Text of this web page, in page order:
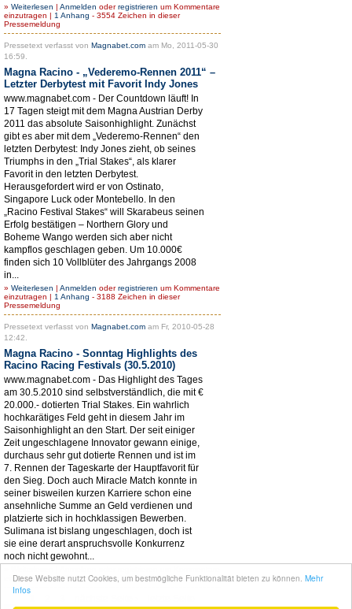
Diese Website nutzt Cookies, um bestmögliche Funktionalität bieten zu können. Mehr
Infos
» Weiterlesen | Anmelden oderregistrieren um Kommentare
einzutragen | 1 Anhang - 3554 Zeichen in dieser
Pressemeldung
Pressetext verfasst von Magnabet.com am Mo, 2011-05-30
16:59.
Magna Racino - „Vederemo-Rennen 2011“ –
Letzter Derbytest mit Favorit Indy Jones
www.magnabet.com - Der Countdown läuft! In
17 Tagen steigt mit dem Magna Austrian Derby
2011 das absolute Saisonhighlight. Zunächst
gibt es aber mit dem „Vederemo-Rennen“ den
letzten Derbytest: Indy Jones zieht, ob seines
Triumphs in den „Trial Stakes“, als klarer
Favorit in den letzten Derbytest.
Herausgefordert wird er von Ostinato,
Singapore Luck oder Montebello. In den
„Racino Festival Stakes“ will Skarabeus seinen
Erfolg bestätigen – Northern Glory und
Boheme Wango werden sich aber nicht
kampflos geschlagen geben. Um 10.000€
finden sich 10 Vollblüter des Jahrgangs 2008
in...
» Weiterlesen | Anmelden oderregistrieren um Kommentare
einzutragen | 1 Anhang - 3188 Zeichen in dieser
Pressemeldung
Pressetext verfasst von Magnabet.com am Fr, 2010-05-28
12:42.
Magna Racino - Sonntag Highlights des
Racino Racing Festivals (30.5.2010)
www.magnabet.com - Das Highlight des Tages
am 30.5.2010 sind selbstverständlich, die mit €
20.000.- dotierten Trial Stakes. Ein wahrlich
hochkarätiges Feld geht in diesem Jahr im
Saisonhighlight an den Start. Der seit einiger
Zeit ungeschlagene Innovator gewann einige,
durchaus sehr gut dotierte Rennen und ist im
7. Rennen der Tageskarte der Hauptfavorit für
den Sieg. Doch auch Miracle Match konnte in
seiner bisweilen kurzen Karriere schon eine
ansehnliche Summe an Geld verdienen und
platzierte sich in hochklassigen Bewerben.
Sulimana ist bislang ungeschlagen, doch ist
sie eine derart anspruchsvolle Konkurrenz
noch nicht gewohnt...
einzutragen - 2992 Zeichen in dieser Pressemeldung